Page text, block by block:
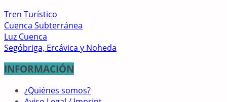
Tren Turístico
Cuenca Subterránea
Luz Cuenca
Segóbriga, Ercávica y Noheda
INFORMACIÓN
¿Quiénes somos?